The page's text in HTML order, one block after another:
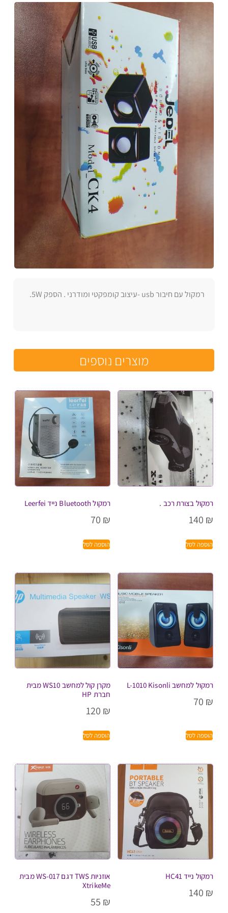
רמקול עם חיבור usb -עיצוב קומפקטי ומודרני . הספק 5W.
מוצרים נוספים
רמקול בצורת רכב .
140 ₪
הוספה לסל
רמקול Bluetooth נייד Leerfei
70 ₪
הוספה לסל
רמקול למחשב L-1010 Kisonli
70 ₪
הוספה לסל
מקרן קול למחשב WS10 מבית
חברת HP
120 ₪
הוספה לסל
רמקול נייד HC41
140 ₪
אוזניות TWS דגם WS-017 מבית
XtrikeMe
55 ₪